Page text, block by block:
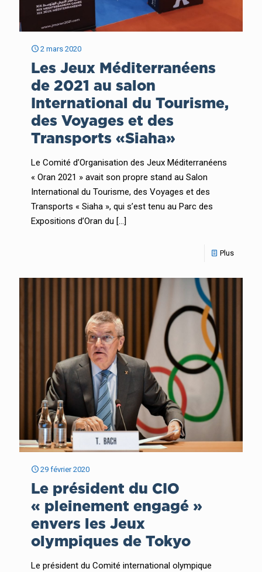
2 mars 2020
Les Jeux Méditerranéens
de 2021 au salon
International du Tourisme,
des Voyages et des
Transports «Siaha»
Le Comité d’Organisation des Jeux Méditerranéens
« Oran 2021 » avait son propre stand au Salon
International du Tourisme, des Voyages et des
Transports « Siaha », qui s’est tenu au Parc des
Expositions d’Oran du […]
Plus
29 février 2020
Le président du CIO
« pleinement engagé »
envers les Jeux
olympiques de Tokyo
Le président du Comité international olympique